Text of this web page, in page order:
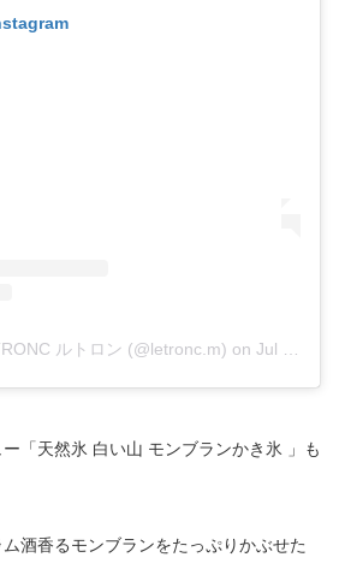
ルトロン (@letronc.m) on Jul 17, 2019 at 2:31am PDT
「天然氷 白い山 モンブランかき氷 」も
酒香るモンブランをたっぷりかぶせた